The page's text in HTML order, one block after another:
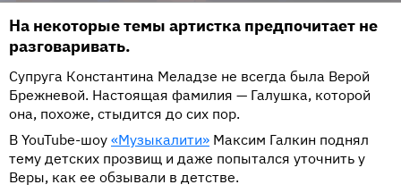
На некоторые темы артистка предпочитает не
разговаривать.
Супруга Константина Меладзе не всегда была Верой
Брежневой. Настоящая фамилия — Галушка, которой
она, похоже, стыдится до сих пор.
В YouTube-шоу «Музыкалити» Максим Галкин поднял
тему детских прозвищ и даже попытался уточнить у
Веры, как ее обзывали в детстве.